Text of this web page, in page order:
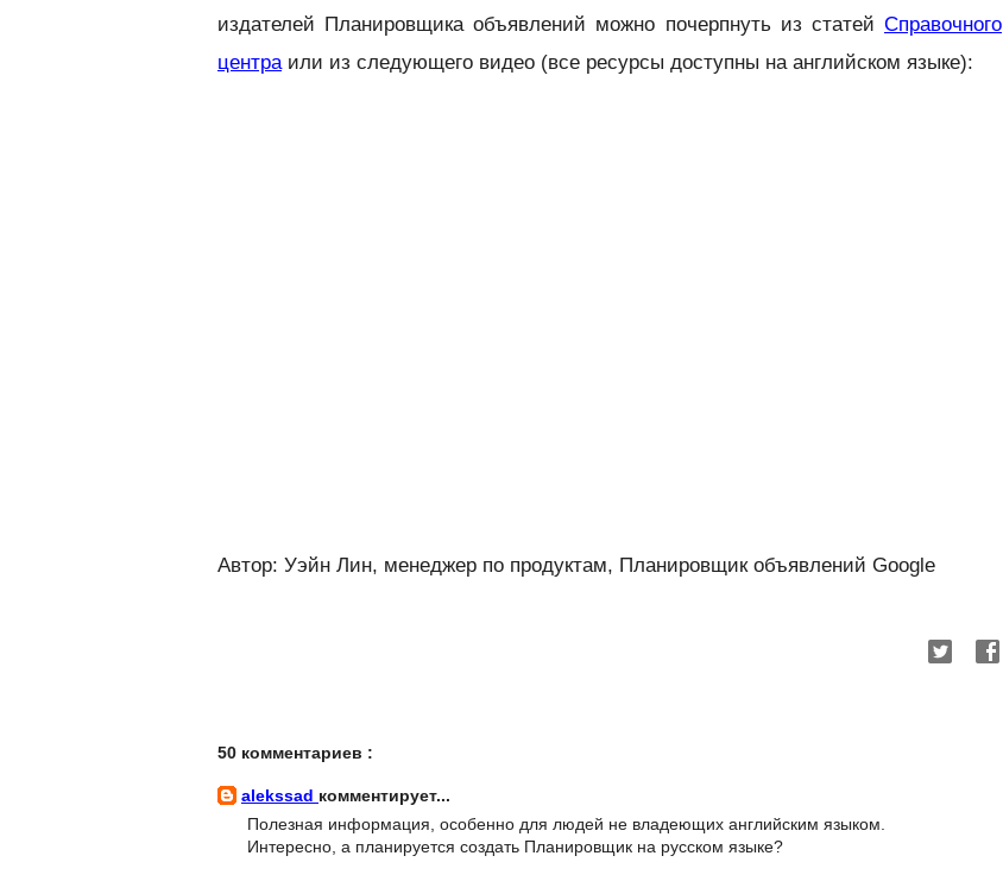
издателей Планировщика объявлений можно почерпнуть из статей Справочного
центраили из следующего видео (все ресурсы доступны на английском языке):
Автор: Уэйн Лин, менеджер по продуктам, Планировщик объявлений Google
50 комментариев :
alekssad комментирует...
Полезная информация, особенно для людей не владеющих английским языком.
Интересно, а планируется создать Планировщик на русском языке?